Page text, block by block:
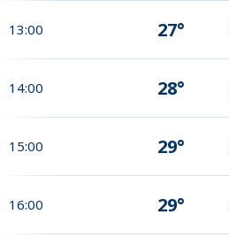
13:00 27°
14:00 28°
15:00 29°
16:00 29°